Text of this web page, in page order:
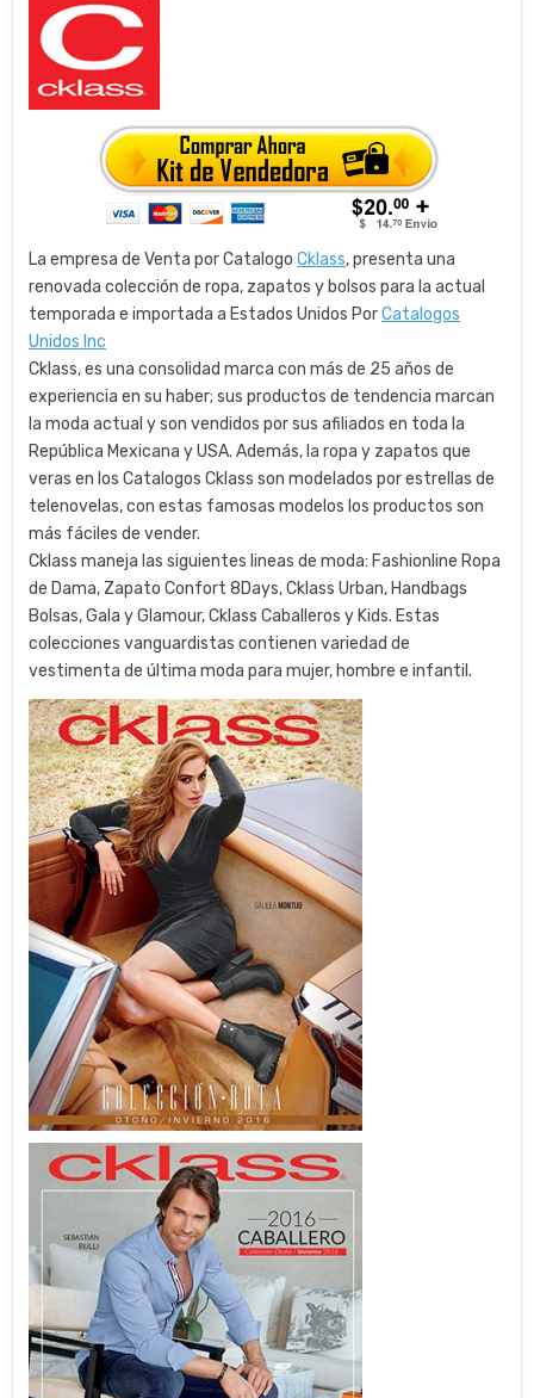
La empresa de Venta por CatalogoCklass, presenta una
renovada colección de ropa, zapatos y bolsos para la actual
temporada e importada a Estados Unidos PorCatalogos
Unidos Inc
Cklass, es una consolidad marca con más de 25 años de
experiencia en su haber; sus productos de tendencia marcan
la moda actual y son vendidos por sus afiliados en toda la
República Mexicana y USA. Además, la ropa y zapatos que
veras en los Catalogos Cklass son modelados por estrellas de
telenovelas, con estas famosas modelos los productos son
más fáciles de vender.
Cklass maneja las siguientes lineas de moda: Fashionline Ropa
de Dama, Zapato Confort 8Days, Cklass Urban, Handbags
Bolsas, Gala y Glamour, Cklass Caballeros y Kids. Estas
colecciones vanguardistas contienen variedad de
vestimenta de última moda para mujer, hombre e infantil.